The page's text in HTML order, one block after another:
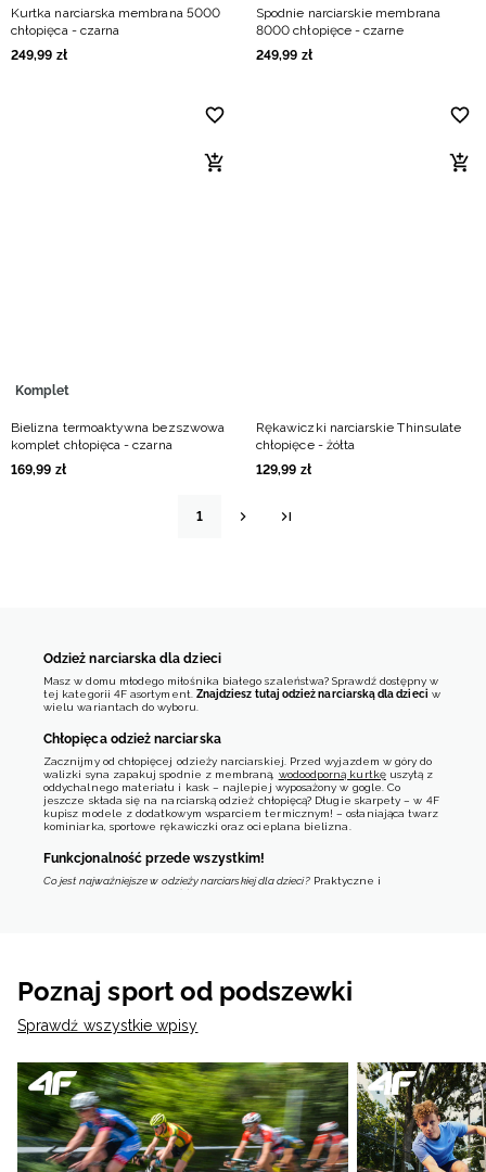
Kurtka narciarska membrana 5000
chłopięca - czarna
249,99 zł
Spodnie narciarskie membrana
8000 chłopięce - czarne
249,99 zł
Komplet
Bielizna termoaktywna bezszwowa
komplet chłopięca - czarna
169,99 zł
Rękawiczki narciarskie Thinsulate
chłopięce - żółta
129,99 zł
1
Odzież narciarska dla dzieci
Masz w domu młodego miłośnika białego szaleństwa? Sprawdź dostępny w
tej kategorii 4F asortyment. Znajdziesz tutaj odzież narciarską dla dzieci w
wielu wariantach do wyboru.
Chłopięca odzież narciarska
Zacznijmy od chłopięcej odzieży narciarskiej. Przed wyjazdem w góry do
walizki syna zapakuj spodnie z membraną, wodoodporną kurtkęuszytą z
oddychalnego materiału i kask – najlepiej wyposażony w gogle. Co
jeszcze składa się na narciarską odzież chłopięcą? Długie skarpety – w 4F
kupisz modele z dodatkowym wsparciem termicznym! – osłaniająca twarz
kominiarka, sportowe rękawiczki oraz ocieplana bielizna.
Funkcjonalność przede wszystkim!
Co jest najważniejsze w odzieży narciarskiej dla dzieci?Praktyczne i
podnoszące funkcjonalność rozwiązania. Modele dostępne w sklepie
przedostawaniem się wilgoci do kolejnych warstw ubrania.
Odzież narciarska dla dzieci: różne kolory do wyboru
pasującej do zimowych stylizacji sportowych proponujemy Ci wiele innych
wariantów. Sprawdźkurtki narciarskie chłopięce, spodnie i rękawiczki w
różnych odcieniach tego koloru. Szukasz zielonej, żółtej lub czerwonej
dziecięcej odzieży narciarskiej? Przejrzyj modele w pastelowych i
wyrazistych odcieniach. A jeśli trudno Ci się zdecydować na jeden
wariant kolorystyczny, odkryj wielobarwne modele.
Popularne w ofercie:
Poznaj sport od podszewki
Sprawdź wszystkie wpisy